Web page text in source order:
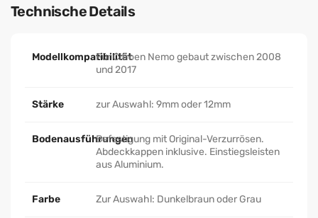
Technische Details
ModellkompatibilitätFür Citroen Nemo gebaut zwischen 2008
und 2017
Stärke zur Auswahl: 9mm oder 12mm
BodenausführungenBefestigung mit Original-Verzurrösen.
Abdeckkappen inklusive. Einstiegsleisten
aus Aluminium.
Farbe Zur Auswahl: Dunkelbraun oder Grau